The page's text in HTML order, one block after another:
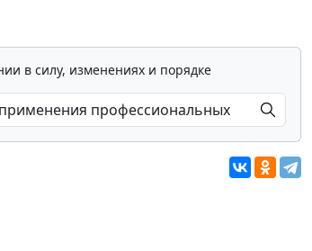
в силу, изменениях и порядке